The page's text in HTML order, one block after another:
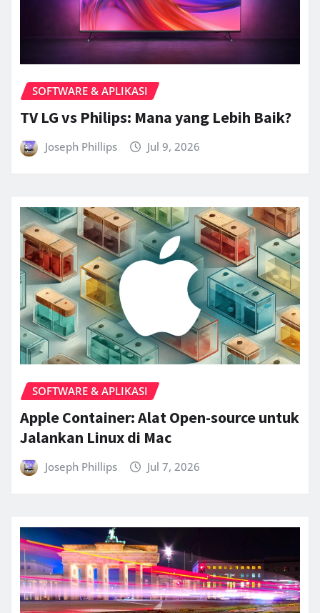
SOFTWARE & APLIKASI
TV LG vs Philips: Mana yang Lebih Baik?
Joseph Phillips Jul 9, 2026
SOFTWARE & APLIKASI
Apple Container: Alat Open-source untuk
Jalankan Linux di Mac
Joseph Phillips Jul 7, 2026